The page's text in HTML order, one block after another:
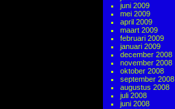
juni 2009
mei 2009
april 2009
maart 2009
februari 2009
januari 2009
december 2008
november 2008
oktober 2008
september 2008
augustus 2008
juli 2008
juni 2008